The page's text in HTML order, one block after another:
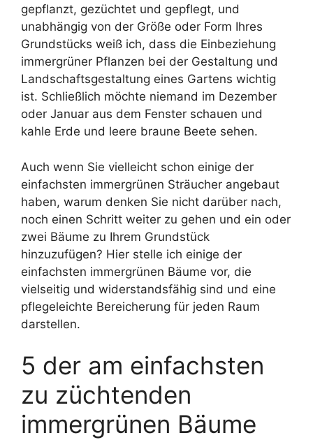
gepflanzt, gezüchtet und gepflegt, und
unabhängig von der Größe oder Form Ihres
Grundstücks weiß ich, dass die Einbeziehung
immergrüner Pflanzen bei der Gestaltung und
Landschaftsgestaltung eines Gartens wichtig
ist. Schließlich möchte niemand im Dezember
oder Januar aus dem Fenster schauen und
kahle Erde und leere braune Beete sehen.
Auch wenn Sie vielleicht schon einige der
einfachsten immergrünen Sträucher angebaut
haben, warum denken Sie nicht darüber nach,
noch einen Schritt weiter zu gehen und ein oder
zwei Bäume zu Ihrem Grundstück
hinzuzufügen? Hier stelle ich einige der
einfachsten immergrünen Bäume vor, die
vielseitig und widerstandsfähig sind und eine
pflegeleichte Bereicherung für jeden Raum
darstellen.
5 der am einfachsten
zu züchtenden
immergrünen Bäume